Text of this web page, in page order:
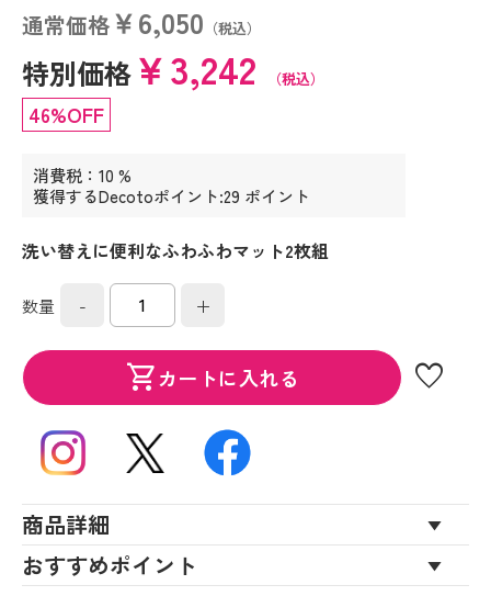
通常価格￥6,050 （税込）
特別価格￥3,242 （税込）
46%OFF
消費税：10 %
獲得するDecotoポイント:29 ポイント
洗い替えに便利なふわふわマット2枚組
数量 - +
shopping_cartカートに入れる favorite
商品詳細
おすすめポイント